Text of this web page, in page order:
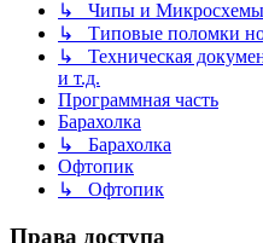
↳ Чипы и Микросхемы
↳ Типовые поломки
↳ Техническая
и т.д.
Программная часть
Барахолка
↳ Барахолка
Офтопик
↳ Офтопик
Права доступа